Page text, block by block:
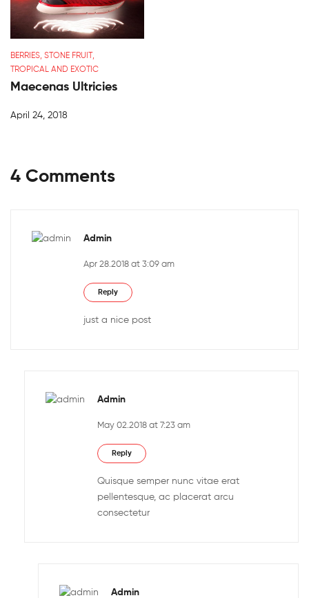
BERRIES, STONE FRUIT ,
TROPICAL AND EXOTIC
Maecenas Ultricies
April 24, 2018
4 Comments
Admin
Apr 28.2018 at 3:09 am
Reply
just a nice post
Admin
May 02.2018 at 7:23 am
Reply
Quisque semper nunc vitae erat
pellentesque, ac placerat arcu
consectetur
Admin